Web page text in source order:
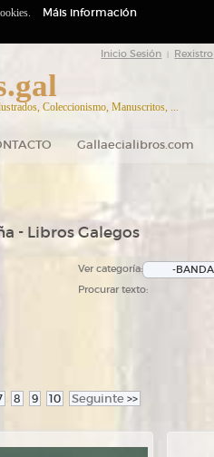
Inicio Sesión Rexistro
Coleccionismo, Manuscritos, ...
Gallaecialibros.com
- Libros Galegos
Ver categoría:
Procurar texto:
8 9 10 Seguinte >>
Máis información